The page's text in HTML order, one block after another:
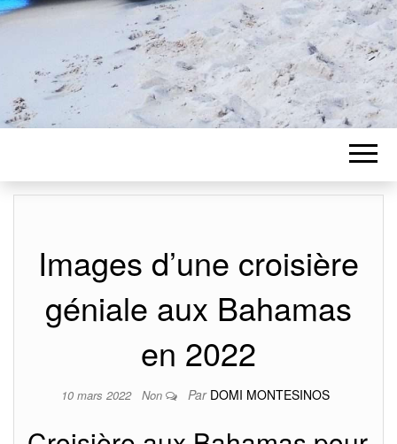
Images d’une croisière
géniale aux Bahamas
en 2022
10 mars 2022 Non Par DOMI MONTESINOS